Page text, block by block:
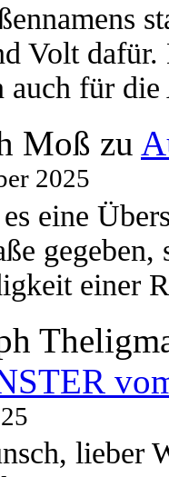
Volt
auch für
Moß zu
2025
eine
einer
lieber